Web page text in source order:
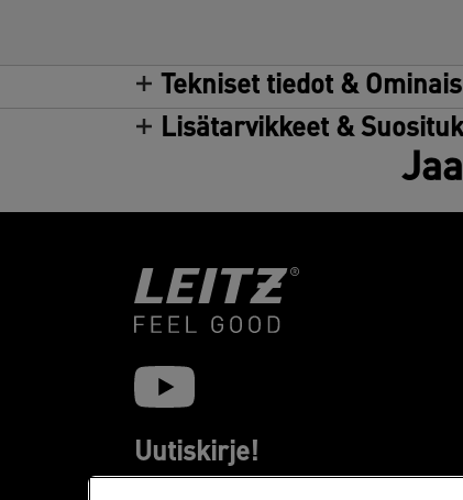
Tekniset tiedot &
Lisätarvikkeet &
Uutiskirje!